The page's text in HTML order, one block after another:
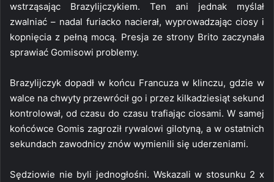
wstrząsając Brazylijczykiem. Ten ani jednak myślał
zwalniać – nadal furiacko nacierał, wyprowadzając ciosy i
kopnięcia z pełną mocą. Presja ze strony Brito zaczynała
sprawiać Gomisowi problemy.
Brazylijczyk dopadł w końcu Francuza w klinczu, gdzie w
walce na chwyty przewrócił go i przez kilkadziesiąt sekund
kontrolował, od czasu do czasu trafiając ciosami. W samej
końcówce Gomis zagroził rywalowi gilotyną, a w ostatnich
sekundach zawodnicy znów wymienili się uderzeniami.
Sędziowie nie byli jednogłośni. Wskazali w stosunku 2 x